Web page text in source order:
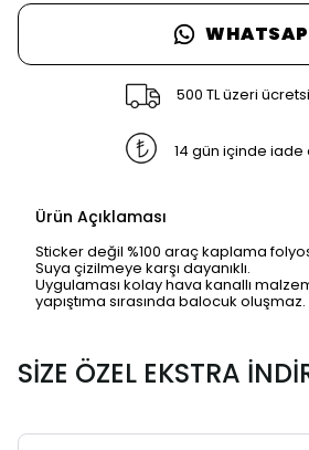
500 TL üzeri
14 gün içinde
Ürün Açıklaması
Sticker değil %100 araç kaplama
Suya çizilmeye karşı dayanıklı.
Uygulaması kolay hava kanallı
yapıştıma sırasında balocuk oluşmaz.
SİZE ÖZEL EKSTRA